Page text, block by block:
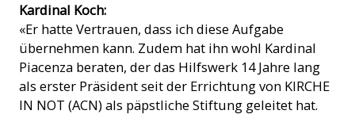
Kardinal Koch:
«Er hatte Vertrauen, dass ich diese Aufgabe
übernehmen kann. Zudem hat ihn wohl Kardinal
Piacenza beraten, der das Hilfswerk 14 Jahre lang
als erster Präsident seit der Errichtung von KIRCHE
IN NOT (ACN) als päpstliche Stiftung geleitet hat.